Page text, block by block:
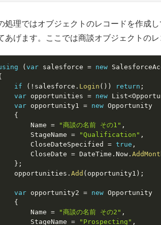
処理ではオブジェクトのレコードを作成
あげます。ここでは商談オブジェクトのレ
(var salesforce = new
if
( ! salesforce . Login ( ) ) return ;
var opportunities = new List<
var opportunity1 = new Opportunity
{
		Name
= "商談の名前 その1" ,
		StageName
= "Qualification" ,
		CloseDateSpecified
= true ,
		CloseDate
= DateTime .Now .
} ;
	opportunities
.Add ( opportunity1 ) ;
var opportunity2 = new Opportunity
{
		Name
= "商談の名前 その2" ,
		StageName
= "Prospecting" ,